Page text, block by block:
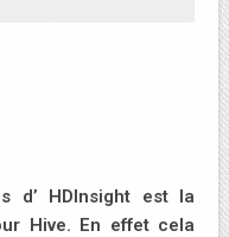
d’ HDInsight est la
Hive. En effet cela